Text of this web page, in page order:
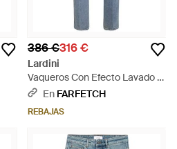
386 €316 €
Lardini
Vaqueros Con Efecto Lavado -
AzulEn FARFETCH
REBAJAS